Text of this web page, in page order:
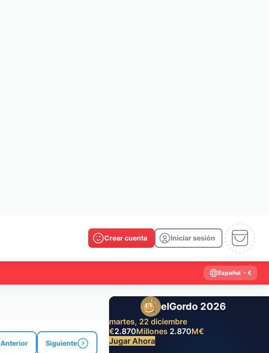
Crear cuenta Iniciar sesión
Español - €
Anterior Siguiente
elGordo 2026
martes, 22 diciembre
€2.870Millones 2.870M€
Jugar Ahora